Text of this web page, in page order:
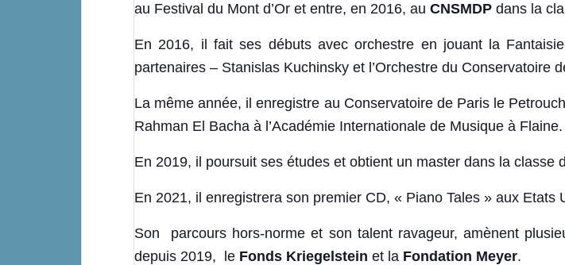
au Festival du Mont d’Or et entre, en 2016, au CNSMDP dans la
​En 2016, il fait ses débuts avec orchestre en jouant la
partenaires – Stanislas Kuchinsky et l’Orchestre du Conservatoire
​La même année, il enregistre au Conservatoire de Paris le
Rahman El Bacha à l’Académie Internationale de Musique à Flaine.
​En 2019, il poursuit ses études et obtient un master dans la classe
En 2021, il enregistrera son premier CD, « Piano Tales » aux Etats
Son parcours hors-norme et son talent ravageur, amènent
depuis 2019, le Fonds Kriegelstein et la Fondation Meyer.